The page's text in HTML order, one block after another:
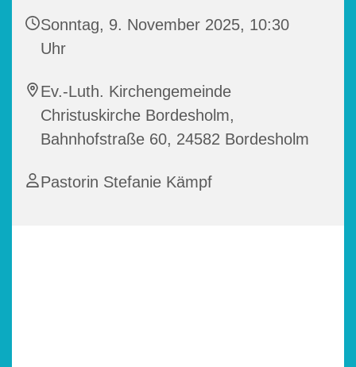
Sonntag, 9. November 2025, 10:30
Uhr
Ev.-Luth. Kirchengemeinde
Christuskirche Bordesholm,
Bahnhofstraße 60, 24582 Bordesholm
Pastorin Stefanie Kämpf